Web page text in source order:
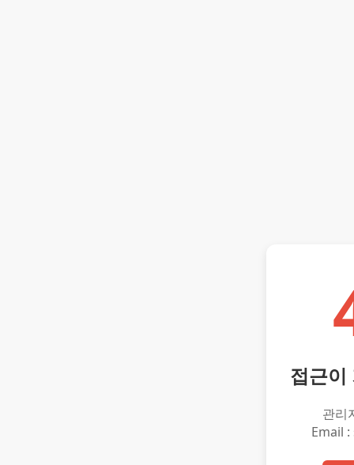
접근이
관리
Email